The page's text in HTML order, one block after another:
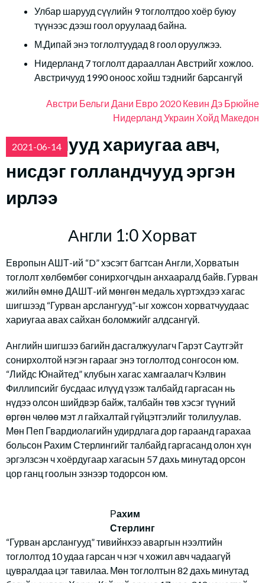
Улбар шарууд сүүлийн 9 тоглолтдоо хоёр буюу
түүнээс дээш гоол оруулаад байна.
М.Дипай энэ тоглолтуудад 8 гоол оруулжээ.
Нидерланд 7 тоглолт дарааллан Австрийг хожлоо.
Австричууд 1990 оноос хойш тэднийг барсангүй
Австри Бельги Дани Евро 2020 Кевин Дэ Брюйне
Нидерланд Украин Хойд Македон
2021-06-14
Англичууд хариугаа авч,
нисдэг голландчууд эргэн
ирлээ
Англи 1:0 Хорват
Европын АШТ-ий “D” хэсэгт багтсан Англи, Хорватын
тоглолт хөлбөмбөг сонирхогчдын анхааралд байв. Гурван
жилийн өмнө ДАШТ-ий мөнгөн медаль хүртэхдээ хагас
шигшээд “Гурван арслангууд”-ыг хожсон хорватчуудаас
хариугаа авах сайхан боломжийг алдсангүй.
Английн шигшээ багийн дасгалжуулагч Гарэт Саутгэйт
сонирхолтой нэгэн гарааг энэ тоглолтод сонгосон юм.
“Лийдс Юнайтед” клубын хагас хамгаалагч Кэлвин
Филлипсийг бусдаас илүүд үзэж талбайд гаргасан нь
нүдээ олсон шийдвэр байж, талбайн төв хэсэг түүний
өргөн чөлөө мэт л гайхалтай гүйцэтгэлийг толилуулав.
Мөн Пеп Гвардиолагийн удирдлага дор гараанд гарахаа
больсон Рахим Стерлингийг талбайд гаргасанд олон хүн
эргэлзсэн ч хоёрдугаар хагасын 57 дахь минутад орсон
цор ганц гоолын эзнээр тодорсон юм.
Рахим
Стерлинг
“Гурван арслангууд” тивийнхээ аваргын нээлтийн
тоглолтод 10 удаа гарсан ч нэг ч хожил авч чадаагүй
цувралдаа цэг тавилаа. Мөн тоглолтын 82 дахь минутад